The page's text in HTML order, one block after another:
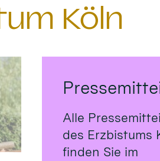
Köln
Alle
des Erzbistums
finden Sie im